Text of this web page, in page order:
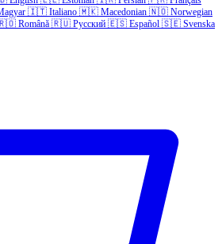
🇮🇹 Italiano 🇲🇰 Macedonian 🇳🇴 Norwegian
Română 🇷🇺 Русский 🇪🇸 Español 🇸🇪 Svenska